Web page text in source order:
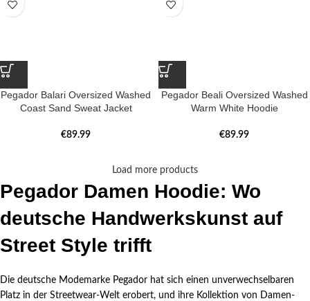
Pegador Balari Oversized Washed
Coast Sand Sweat Jacket
€89.99
Pegador Beali Oversized Washed
Warm White Hoodie
€89.99
Load more products
Pegador Damen Hoodie: Wo
deutsche Handwerkskunst auf
Street Style trifft
Die deutsche Modemarke Pegador hat sich einen unverwechselbaren
Platz in der Streetwear-Welt erobert, und ihre Kollektion von Damen-